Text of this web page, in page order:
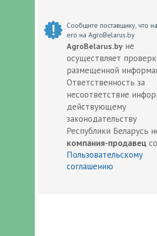
Сообщите поставщику, что
его на AgroBelarus.by
AgroBelarus.by не
осуществляет
размещенной
Ответственность за
несоответствие
действующему
законодательству
Республики Беларусь
компания-продавец
Пользовательскому
соглашению